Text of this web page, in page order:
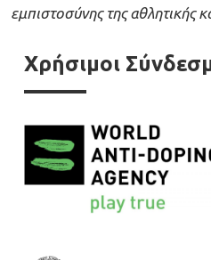
εμπιστοσύνης της αθλητικής
Χρήσιμοι